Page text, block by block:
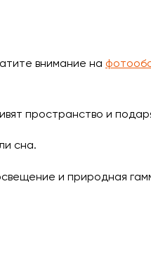
внимание на
пространство и
сна.
и природная